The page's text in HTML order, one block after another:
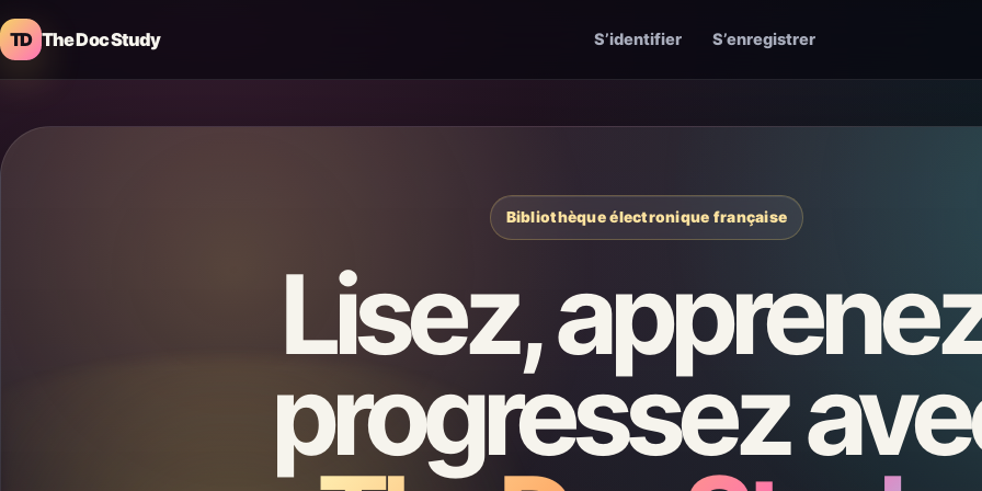
TD The Doc Study S’identifier S’enregistrer
Bibliothèque électronique française
Lisez,
progressez